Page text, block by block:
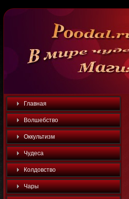
Главная
Волшебство
Оккультизм
Чудеса
Колдовство
Чары